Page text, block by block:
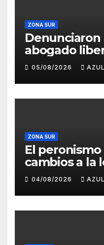
ZONA SUR
abogado
propuso tirar
el Gran
05/08/2026
ZONA SUR
El
cambios a la
convocó a
jueves en
Gobierno
04/08/2026